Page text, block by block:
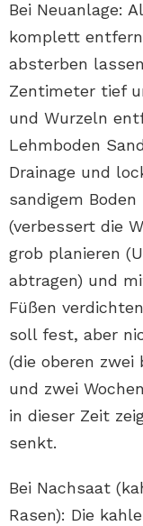
Bei Neuanlage:
komplett
absterben
Zentimeter tief
und Wurzeln
Lehmboden
Drainage und
sandigem
(verbessert die
grob planieren
abtragen) und
Füßen
soll fest, aber
(die oberen
und zwei
in dieser Zeit
senkt.
Bei Nachsaat
Rasen): Die